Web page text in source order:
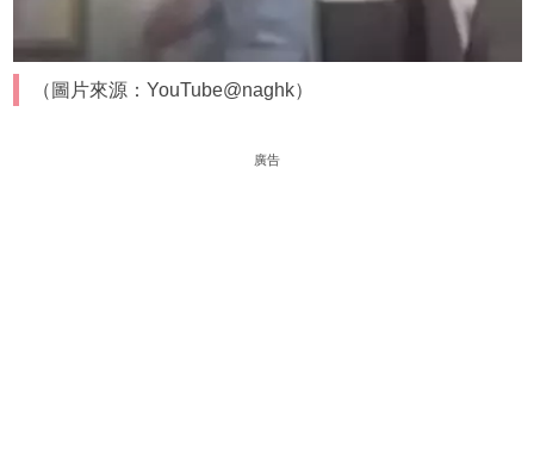
（圖片來源：YouTube@naghk）
廣告